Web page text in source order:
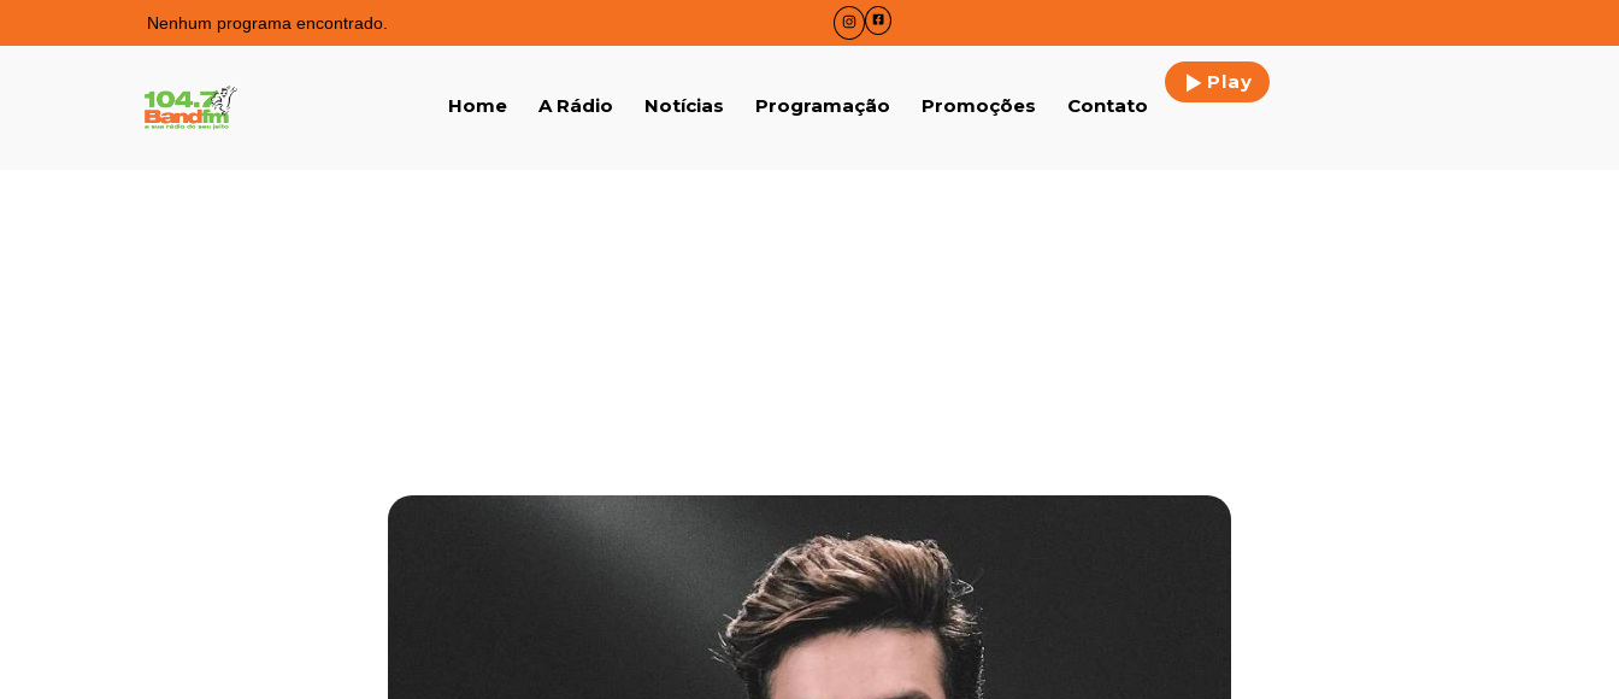
Nenhum programa encontrado.
Home A Rádio Notícias Programação Promoções Contato
Play